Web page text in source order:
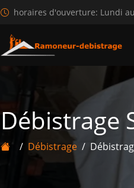
horaires d'ouverture: Lundi
Débistrage
Débistrage